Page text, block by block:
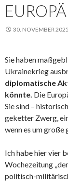
30. NOVEMBER 2025
Sie haben
Ukrainekrieg
diplomatische
könnte. Die
Sie sind –
geketter Zwerg,
wenn es um große
Ich habe hier vier
Wochezeitung
politisch-